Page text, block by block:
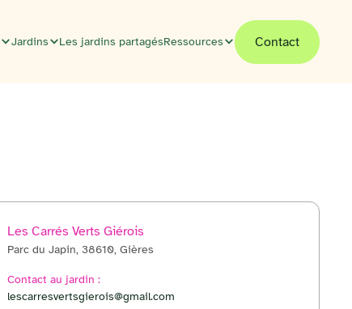
Jardins Les jardins partagésRessources Contact
Itinéraire
+
Les Carrés Verts Giérois
Parc du Japin, 38610, Gières
Contact au jardin :
lescarresvertsgierois@gmail.com